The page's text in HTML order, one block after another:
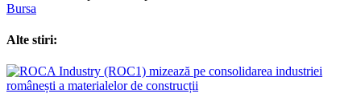
Bursa
Alte stiri: